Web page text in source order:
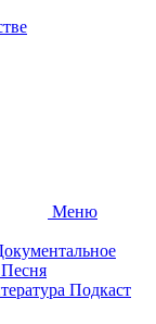
Меню
Песня
Подкаст